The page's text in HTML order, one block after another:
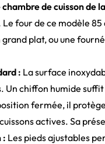
de cuisson de
Le four de ce modèle
plat, ou une
: La surface
Un chiffon humide
fermée, il
actives. Sa
: Les pieds ajustables